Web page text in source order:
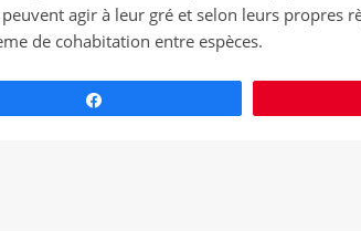
agir à leur gré et selon leurs propres
de cohabitation entre espèces.